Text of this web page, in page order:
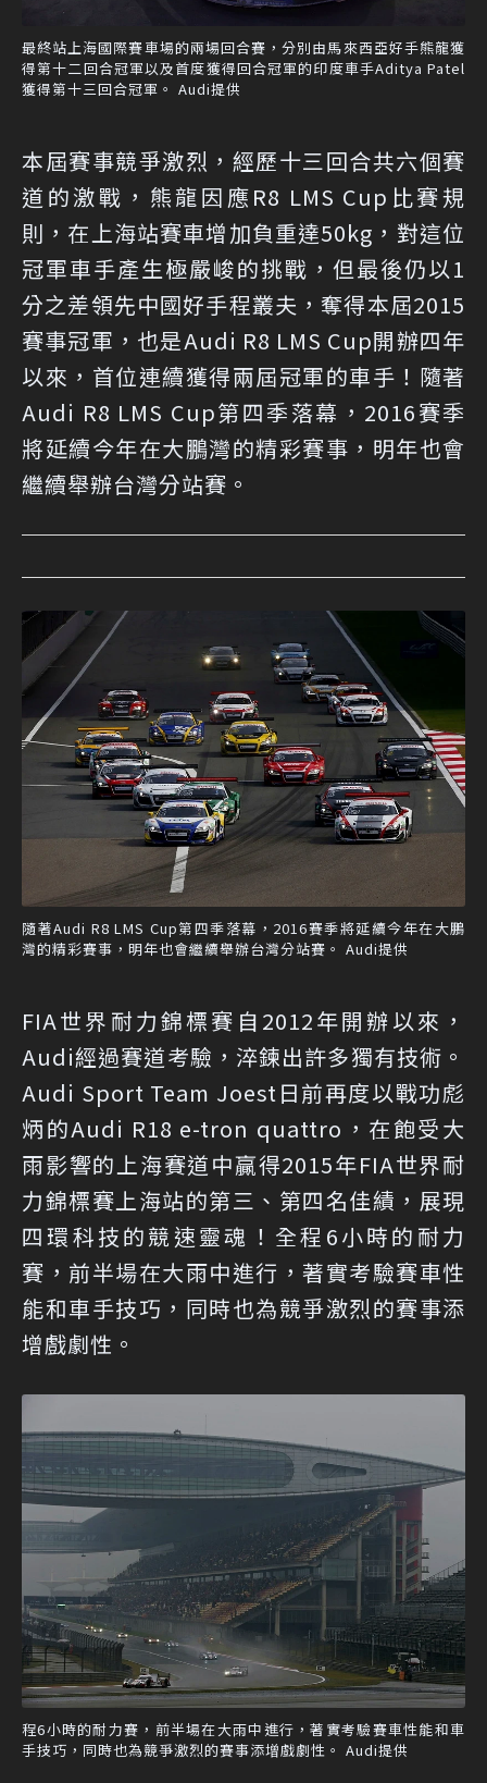
最終站上海國際賽車場的兩場回合賽，分別由馬來西亞好手熊龍獲
得第十二回合冠軍以及首度獲得回合冠軍的印度車手Aditya Patel
獲得第十三回合冠軍。 Audi提供
本屆賽事競爭激烈，經歷十三回合共六個賽
道的激戰，熊龍因應R8 LMS Cup比賽規
則，在上海站賽車增加負重達50kg，對這位
冠軍車手產生極嚴峻的挑戰，但最後仍以1
分之差領先中國好手程叢夫，奪得本屆2015
賽事冠軍，也是Audi R8 LMS Cup開辦四年
以來，首位連續獲得兩屆冠軍的車手！隨著
Audi R8 LMS Cup第四季落幕，2016賽季
將延續今年在大鵬灣的精彩賽事，明年也會
繼續舉辦台灣分站賽。
隨著Audi R8 LMS Cup第四季落幕，2016賽季將延續今年在大鵬
灣的精彩賽事，明年也會繼續舉辦台灣分站賽。 Audi提供
FIA世界耐力錦標賽自2012年開辦以來，
Audi經過賽道考驗，淬鍊出許多獨有技術。
Audi Sport Team Joest日前再度以戰功彪
炳的Audi R18 e-tron quattro，在飽受大
雨影響的上海賽道中贏得2015年FIA世界耐
力錦標賽上海站的第三、第四名佳績，展現
四環科技的競速靈魂！全程6小時的耐力
賽，前半場在大雨中進行，著實考驗賽車性
能和車手技巧，同時也為競爭激烈的賽事添
增戲劇性。
程6小時的耐力賽，前半場在大雨中進行，著實考驗賽車性能和車
手技巧，同時也為競爭激烈的賽事添增戲劇性。 Audi提供